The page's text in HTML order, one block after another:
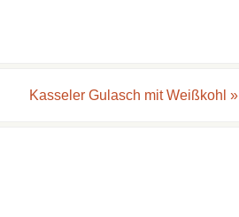
Kasseler Gulasch mit Weißkohl »